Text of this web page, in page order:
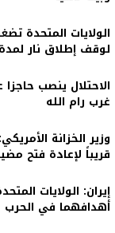
الولايات المتحدة
لوقف إطلاق نار
الاحتلال ينصب
غرب رام الله
وزير الخزانة
قريباً لإعادة فتح
إيران: الولايات
أهدافهما في الحرب